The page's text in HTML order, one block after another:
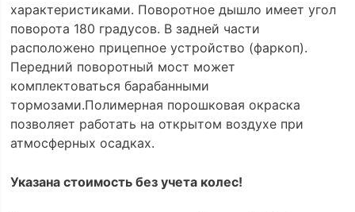
характеристиками. Поворотное дышло имеет угол
поворота 180 градусов. В задней части
расположено прицепное устройство (фаркоп).
Передний поворотный мост может
комплектоваться барабанными
тормозами.Полимерная порошковая окраска
позволяет работать на открытом воздухе при
атмосферных осадках.
Указана стоимость без учета колес!